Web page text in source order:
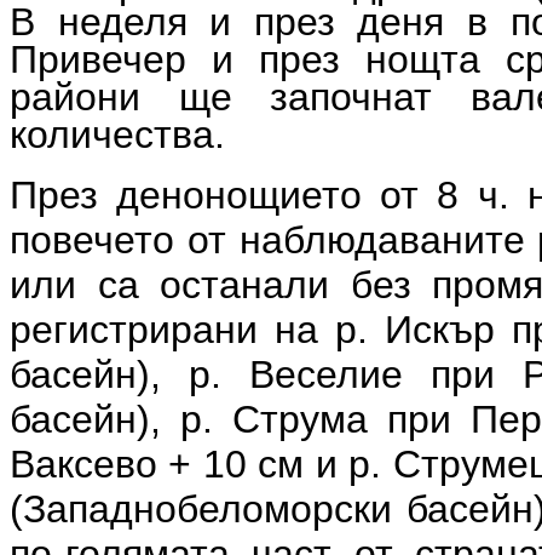
В неделя и през деня в
Привечер и през нощта
райони ще започнат
количества.
През денонощието от 8
повечето от
или са останали без
регистрирани на р. Искър
басейн), р. Веселие при
басейн), р. Струма при
Ваксево + 10 см и р.
(Западнобеломорски